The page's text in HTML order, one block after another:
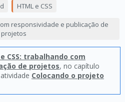
HTML e CSS
responsividade e publicação de
projetos
CSS: trabalhando com
de projetos, no capítulo
Colocando o projeto